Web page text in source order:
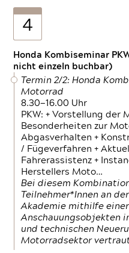
4
Honda Kombiseminar
nicht einzeln buchbar)
Termin 2/2: Honda
Motorrad
8.30—16.00 Uhr
PKW: + Vorstellung der
Besonderheiten zur
Abgasverhalten +
/ Fügeverfahren +
Fahrerassistenz +
Herstellers Moto…
Bei diesem
Teilnehmer*Innen an
Akademie mithilfe
Anschauungsobjekten
und technischen
Motorradsektor